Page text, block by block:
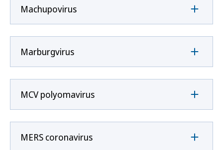
Machupovirus
Marburgvirus
MCV polyomavirus
MERS coronavirus